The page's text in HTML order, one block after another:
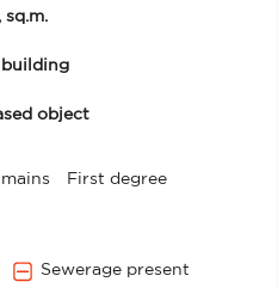
sq.m.
object
First degree
Sewerage present